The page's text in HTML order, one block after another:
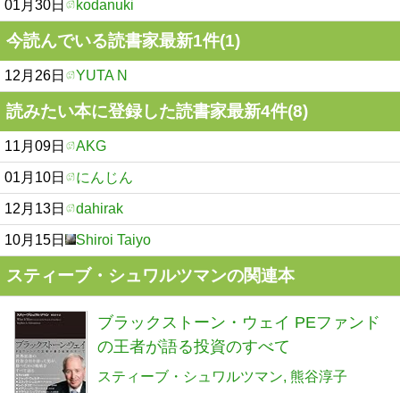
01月30日 kodanuki
今読んでいる読書家最新1件(1)
12月26日 YUTA N
読みたい本に登録した読書家最新4件(8)
11月09日 AKG
01月10日 にんじん
12月13日 dahirak
10月15日 Shiroi Taiyo
スティーブ・シュワルツマンの関連本
ブラックストーン・ウェイ PEファンド
の王者が語る投資のすべて
スティーブ・シュワルツマン 熊谷淳子